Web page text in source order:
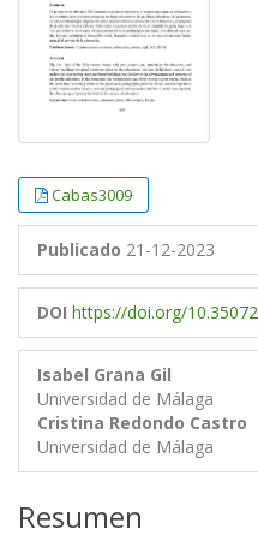
Cabas3009
Publicado 21-12-2023
DOI https://doi.org/
Isabel Grana Gil
Universidad de Málaga
Cristina Redondo Castro
Universidad de Málaga
Resumen